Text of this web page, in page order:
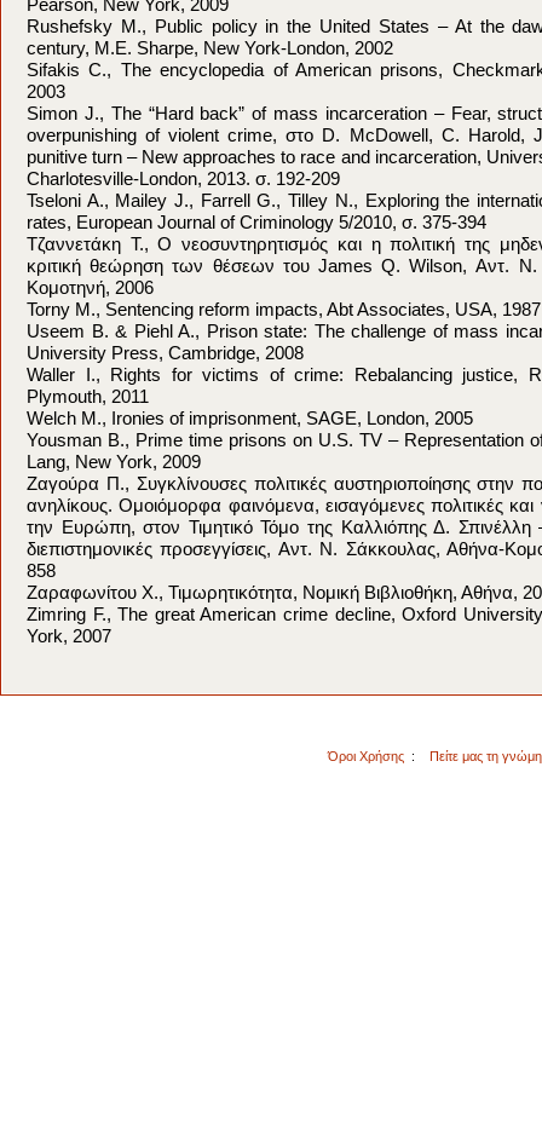
Pearson, New York, 2009
Rushefsky M., Public policy in the United States – At the
century, M.E. Sharpe, New York-London, 2002
Sifakis C., The encyclopedia of American prisons,
2003
Simon J., The “Hard back” of mass incarceration – Fear,
overpunishing of violent crime, στο D. McDowell, C. Harold,
punitive turn – New approaches to race and incarceration,
Charlotesville-London, 2013. σ. 192-209
Tseloni A., Mailey J., Farrell G., Tilley N., Exploring the
rates, European Journal of Criminology 5/2010, σ. 375-394
Τζαννετάκη Τ., Ο νεοσυντηρητισμός και η πολιτική της
κριτική θεώρηση των θέσεων του James Q. Wilson, Αντ.
Κομοτηνή, 2006
Torny M., Sentencing reform impacts, Abt Associates, USA, 1987
Useem B. & Piehl A., Prison state: The challenge of mass
University Press, Cambridge, 2008
Waller I., Rights for victims of crime: Rebalancing justice,
Plymouth, 2011
Welch M., Ironies of imprisonment, SAGE, London, 2005
Yousman B., Prime time prisons on U.S. TV – Representation
Lang, New York, 2009
Ζαγούρα Π., Συγκλίνουσες πολιτικές αυστηριοποίησης στην
ανηλίκους. Ομοιόμορφα φαινόμενα, εισαγόμενες πολιτικές και
την Ευρώπη, στον Τιμητικό Τόμο της Καλλιόπης Δ. Σπινέλλη
διεπιστημονικές προσεγγίσεις, Αντ. Ν. Σάκκουλας, Αθήνα-
858
Ζαραφωνίτου Χ., Τιμωρητικότητα, Νομική Βιβλιοθήκη, Αθήνα,
Zimring F., The great American crime decline, Oxford
York, 2007
Όροι Χρήσης : Πείτε μας τη